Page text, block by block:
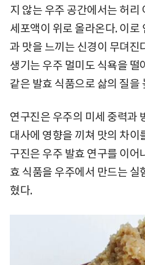
지 않는 우주 공간에서는 허리
세포액이 위로 올라온다. 이로
과 맛을 느끼는 신경이 무뎌진
생기는 우주 멀미도 식욕을
같은 발효 식품으로 삶의 질을
연구진은 우주의 미세 중력과
대사에 영향을 끼쳐 맛의 차이
구진은 우주 발효 연구를 이어
효 식품을 우주에서 만드는 실
혔다.